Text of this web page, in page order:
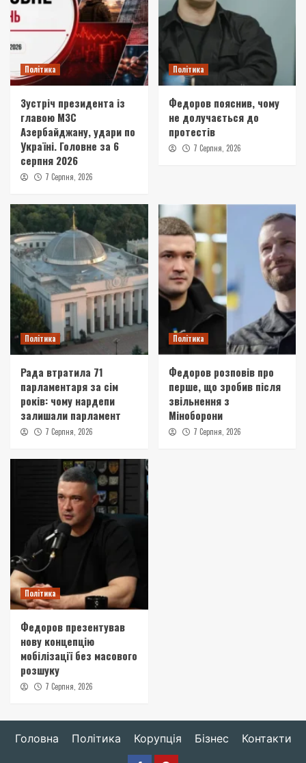
Політика
Зустріч президента із
главою МЗС
Азербайджану, удари по
Україні. Головне за 6
серпня 2026
7 Серпня, 2026
Політика
Федоров пояснив, чому
не долучається до
протестів
7 Серпня, 2026
Політика
Рада втратила 71
парламентаря за сім
років: чому нардепи
залишали парламент
7 Серпня, 2026
Політика
Федоров розповів про
перше, що зробив після
звільнення з
Міноборони
7 Серпня, 2026
Політика
Федоров презентував
нову концепцію
мобілізації без масового
розшуку
7 Серпня, 2026
Головна Політика Корупція Бізнес Контакти